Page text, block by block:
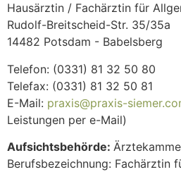
Hausärztin / Fachärztin für
Rudolf-Breitscheid-Str. 35/35a
14482 Potsdam - Babelsberg
Telefon: (0331) 81 32 50 80
Telefax: (0331) 81 32 50 81
E-Mail: praxis@praxis-
Leistungen per e-Mail)
Aufsichtsbehörde:
Berufsbezeichnung: Fachärztin